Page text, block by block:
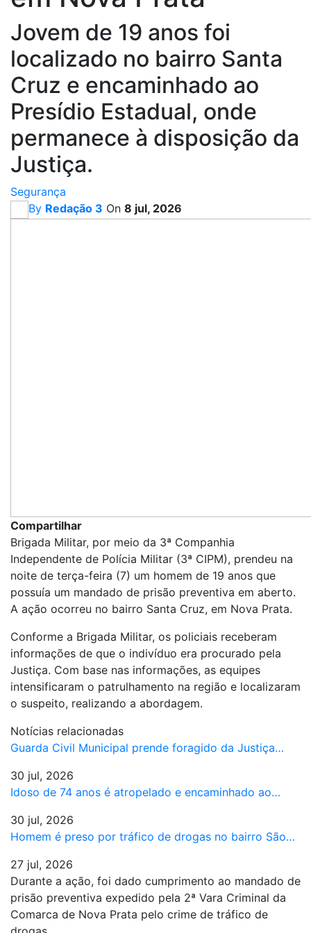
Jovem de 19 anos foi
localizado no bairro Santa
Cruz e encaminhado ao
Presídio Estadual, onde
permanece à disposição da
Justiça.
Segurança
By Redação 3 On 8 jul, 2026
Compartilhar
Brigada Militar, por meio da 3ª Companhia
Independente de Polícia Militar (3ª CIPM), prendeu na
noite de terça-feira (7) um homem de 19 anos que
possuía um mandado de prisão preventiva em aberto.
A ação ocorreu no bairro Santa Cruz, em Nova Prata.
Conforme a Brigada Militar, os policiais receberam
informações de que o indivíduo era procurado pela
Justiça. Com base nas informações, as equipes
intensificaram o patrulhamento na região e localizaram
o suspeito, realizando a abordagem.
Notícias relacionadas
Guarda Civil Municipal prende foragido da Justiça…
30 jul, 2026
Idoso de 74 anos é atropelado e encaminhado ao…
30 jul, 2026
Homem é preso por tráfico de drogas no bairro São…
27 jul, 2026
Durante a ação, foi dado cumprimento ao mandado de
prisão preventiva expedido pela 2ª Vara Criminal da
Comarca de Nova Prata pelo crime de tráfico de